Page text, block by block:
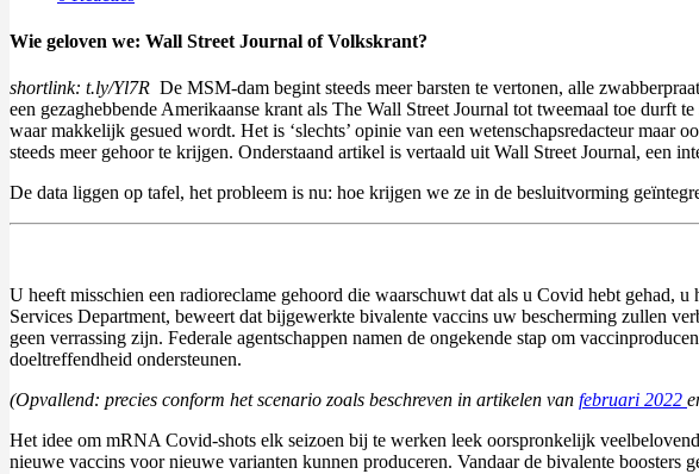
Wie geloven we: Wall Street Journal of Volkskrant?
shortlink: t.ly/Yl7R De MSM-dam begint steeds meer barsten te vertonen, alle
een gezaghebbende Amerikaanse krant als The Wall Street Journal tot tweemaal toe durft te
waar makkelijk gesued wordt. Het is ‘slechts’ opinie van een wetenschapsredacteur
steeds meer gehoor te krijgen. Onderstaand artikel is vertaald uit Wall Street Journal,
De data liggen op tafel, het probleem is nu: hoe krijgen we ze in de besluitvorming
U heeft misschien een radioreclame gehoord die waarschuwt dat als u Covid hebt gehad,
Services Department, beweert dat bijgewerkte bivalente vaccins uw bescherming zullen
geen verrassing zijn. Federale agentschappen namen de ongekende stap om
doeltreffendheid ondersteunen.
(Opvallend: precies conform het scenario zoals beschreven in artikelen van februari 2022
Het idee om mRNA Covid-shots elk seizoen bij te werken leek oorspronkelijk
nieuwe vaccins voor nieuwe varianten kunnen produceren. Vandaar de bivalente